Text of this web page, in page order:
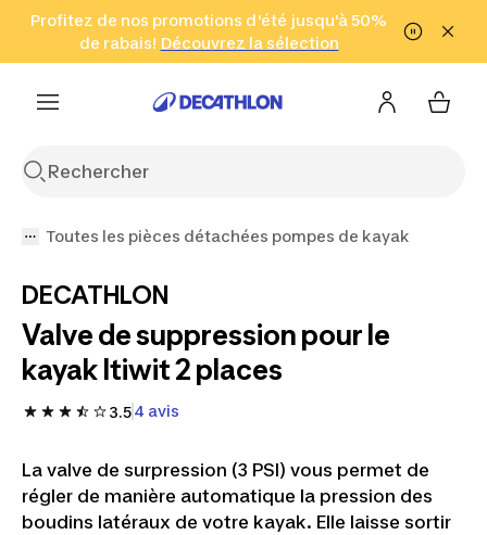
Aller à la recherche Aller au contenu Aller au pied de
Profitez de nos promotions d'été jusqu'à 50%
de rabais! Découvrez la sélection
Cliquez ici
en seulement 2 h!
(Zones sélectionnées)
Toutes les pièces détachées pompes de kayak
DECATHLON
Valve de suppression pour le
kayak Itiwit 2 places
3.54 avis
La valve de surpression (3 PSI) vous permet de
régler de manière automatique la pression des
boudins latéraux de votre kayak. Elle laisse sortir